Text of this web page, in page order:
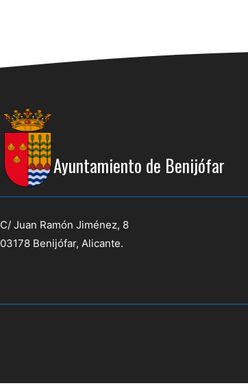
Ayuntamiento de Benijófar
C/ Juan Ramón Jiménez, 8
03178 Benijófar, Alicante.